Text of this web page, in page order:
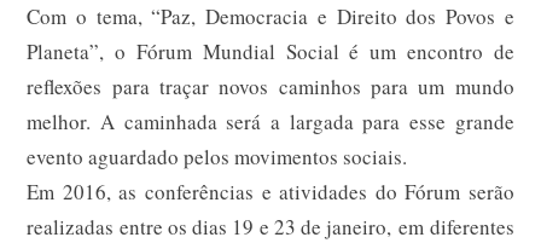
Com o tema, “Paz, Democracia e Direito dos Povos e
Planeta”, o Fórum Mundial Social é um encontro de
reflexões para traçar novos caminhos para um mundo
melhor. A caminhada será a largada para esse grande
evento aguardado pelos movimentos sociais.
Em 2016, as conferências e atividades do Fórum serão
realizadas entre os dias 19 e 23 de janeiro, em diferentes